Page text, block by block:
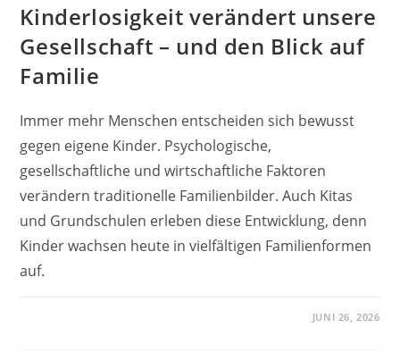
Kinderlosigkeit verändert unsere
Gesellschaft – und den Blick auf
Familie
Immer mehr Menschen entscheiden sich bewusst
gegen eigene Kinder. Psychologische,
gesellschaftliche und wirtschaftliche Faktoren
verändern traditionelle Familienbilder. Auch Kitas
und Grundschulen erleben diese Entwicklung, denn
Kinder wachsen heute in vielfältigen Familienformen
auf.
JUNI 26, 2026